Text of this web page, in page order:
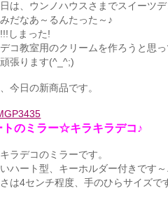
日は、ウンノハウスさまでスイーツ
だなあ～るんたった～♪
しまった!
コ教室用のクリームを作ろうと思
張ります(^_^;)
今日の新商品です。
トのミラー☆キラキラデコ♪
ラデコのミラーです。
ハート型、キーホルダー付きです～
は4センチ程度、手のひらサイズで